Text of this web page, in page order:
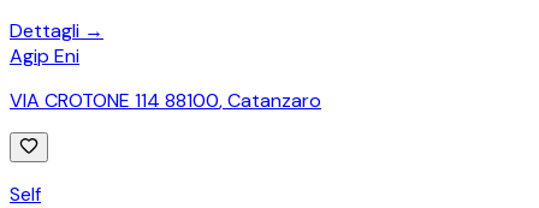
Dettagli →
Agip Eni
VIA CROTONE 114 88100,Catanzaro
Self